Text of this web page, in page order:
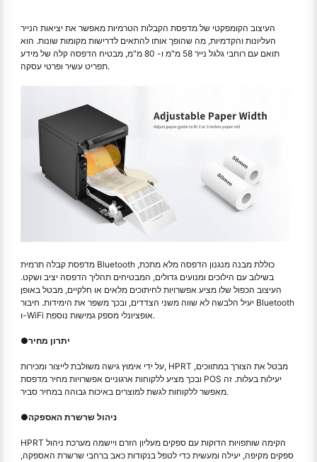
העיצוב הקומפקטי של מדפסת הקבלות הטרמיות מאפשר את יציאות הנייר
העליונות והקדמיות, מה שהופך אותו להתאים לדרישות מקומות שונות. הוא
תואם עם רוחבי גלגל נייר 58 מ"מ ו- 80 מ"מ, מבטיח הדפסה קלה של מידע
תפריט עשיר ופרטי עסקה.
מדפסת קבלה תרמית Bluetooth כוללת מבנה מנגנון הדפסה מלא מתכת,
בשילוב עם הילוכים ומנועים גדולים, המבטיחים תהליך הדפסה יציב ושקט.
העיצוב הכפול שלו מציע אפשרויות לחיתוכים מלאים או חלקיים, מבטל באופן
יעיל הלבשה לא שווה משני הצדדים, ובכך משפר את הימידות. חיבור Bluetooth
ו-WiFi אופציונלי מספק גמישות נוספת.
●יתרון מחיר
על ידי אימוץ גישה משולבת לייצור ומכירות, HPRT מבטל את הצורך במתווכים,
ובכך מציע ללקוחות ארגוניים אפשרויות מחיר מדפסת POS יעילות בעלות. זה
מאפשר ללקוחות לגשת למוצרים באיכות גבוהה במחיר סביר.
●ניהול שרשרת האספקה
HPRT הקימה שותפויות הדוקות עם ספקים מעליון הזרם ויישמה מערכת ניהול
ספקים מקיפה, יעילה ומעשית כדי לטפל בנקודות כאב ברחבי שרשרת האספקה,